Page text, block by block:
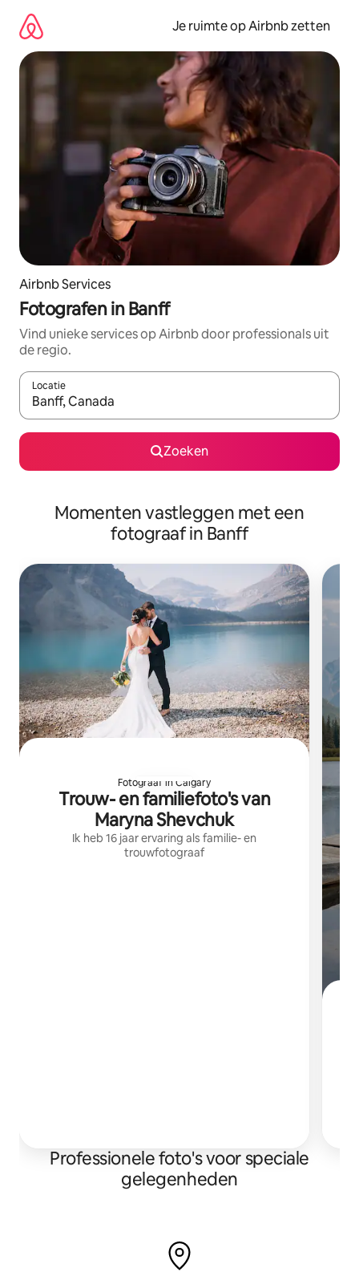
direct
naar
inhoud
Je ruimte op Airbnb zetten
Airbnb Services
Fotografen in Banff
Vind unieke services op Airbnb door professionals uit
de regio.
Locatie
Wanneer er suggesties beschikbaar zijn, maak je een keuze
Zoeken
Momenten vastleggen met een
fotograaf in Banff
Fotograaf in Calgary
Trouw- en familiefoto's van
Maryna Shevchuk
Ik heb 16 jaar ervaring als familie- en
trouwfotograaf
Professionele foto's voor speciale
gelegenheden